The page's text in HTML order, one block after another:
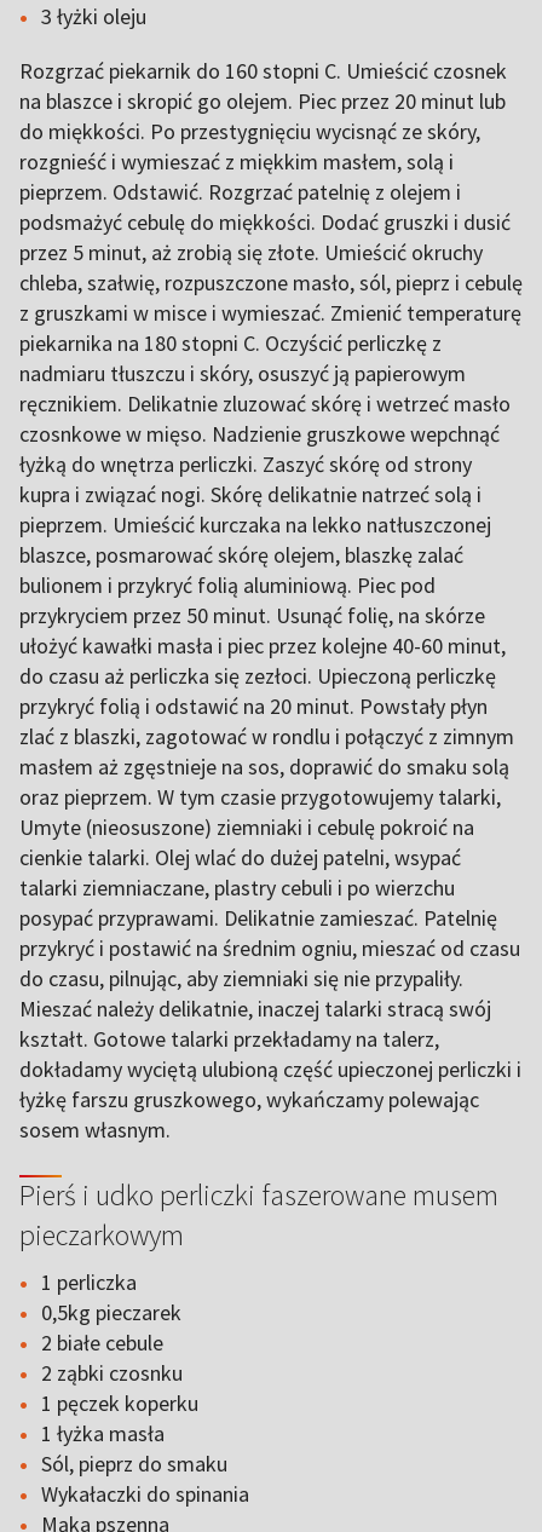
3 łyżki oleju
Rozgrzać piekarnik do 160 stopni C. Umieścić czosnek
na blaszce i skropić go olejem. Piec przez 20 minut lub
do miękkości. Po przestygnięciu wycisnąć ze skóry,
rozgnieść i wymieszać z miękkim masłem, solą i
pieprzem. Odstawić. Rozgrzać patelnię z olejem i
podsmażyć cebulę do miękkości. Dodać gruszki i dusić
przez 5 minut, aż zrobią się złote. Umieścić okruchy
chleba, szałwię, rozpuszczone masło, sól, pieprz i cebulę
z gruszkami w misce i wymieszać. Zmienić temperaturę
piekarnika na 180 stopni C. Oczyścić perliczkę z
nadmiaru tłuszczu i skóry, osuszyć ją papierowym
ręcznikiem. Delikatnie zluzować skórę i wetrzeć masło
czosnkowe w mięso. Nadzienie gruszkowe wepchnąć
łyżką do wnętrza perliczki. Zaszyć skórę od strony
kupra i związać nogi. Skórę delikatnie natrzeć solą i
pieprzem. Umieścić kurczaka na lekko natłuszczonej
blaszce, posmarować skórę olejem, blaszkę zalać
bulionem i przykryć folią aluminiową. Piec pod
przykryciem przez 50 minut. Usunąć folię, na skórze
ułożyć kawałki masła i piec przez kolejne 40-60 minut,
do czasu aż perliczka się zezłoci. Upieczoną perliczkę
przykryć folią i odstawić na 20 minut. Powstały płyn
zlać z blaszki, zagotować w rondlu i połączyć z zimnym
masłem aż zgęstnieje na sos, doprawić do smaku solą
oraz pieprzem. W tym czasie przygotowujemy talarki,
Umyte (nieosuszone) ziemniaki i cebulę pokroić na
cienkie talarki. Olej wlać do dużej patelni, wsypać
talarki ziemniaczane, plastry cebuli i po wierzchu
posypać przyprawami. Delikatnie zamieszać. Patelnię
przykryć i postawić na średnim ogniu, mieszać od czasu
do czasu, pilnując, aby ziemniaki się nie przypaliły.
Mieszać należy delikatnie, inaczej talarki stracą swój
kształt. Gotowe talarki przekładamy na talerz,
dokładamy wyciętą ulubioną część upieczonej perliczki i
łyżkę farszu gruszkowego, wykańczamy polewając
sosem własnym.
Pierś i udko perliczki faszerowane musem
pieczarkowym
1 perliczka
0,5kg pieczarek
2 białe cebule
2 ząbki czosnku
1 pęczek koperku
1 łyżka masła
Sól, pieprz do smaku
Wykałaczki do spinania
Mąka pszenna